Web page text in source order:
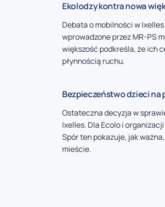
Ekolodzy kontra nowa
Debata o mobilności w
wprowadzone przez MR-PS
większość podkreśla, że ich
płynnością ruchu.
Bezpieczeństwo dzieci na
Ostateczna decyzja w
Ixelles. Dla Ecolo i
Spór ten pokazuje, jak
mieście.